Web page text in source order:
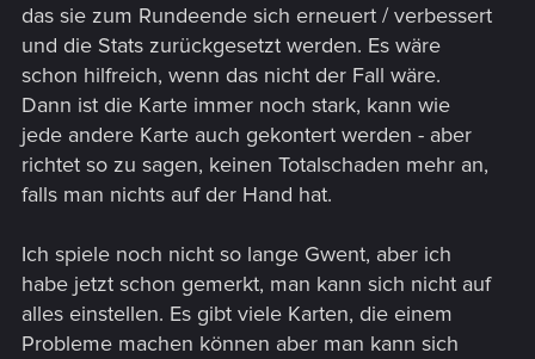
das sie zum Rundeende sich erneuert / verbessert
und die Stats zurückgesetzt werden. Es wäre
schon hilfreich, wenn das nicht der Fall wäre.
Dann ist die Karte immer noch stark, kann wie
jede andere Karte auch gekontert werden - aber
richtet so zu sagen, keinen Totalschaden mehr an,
falls man nichts auf der Hand hat.
Ich spiele noch nicht so lange Gwent, aber ich
habe jetzt schon gemerkt, man kann sich nicht auf
alles einstellen. Es gibt viele Karten, die einem
Probleme machen können aber man kann sich